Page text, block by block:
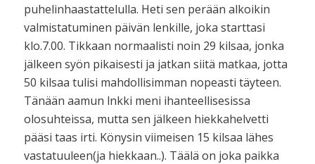
puhelinhaastattelulla. Heti sen perään alkoikin
valmistatuminen päivän lenkille, joka starttasi
klo.7.00. Tikkaan normaalisti noin 29 kilsaa, jonka
jälkeen syön pikaisesti ja jatkan siitä matkaa, jotta
50 kilsaa tulisi mahdollisimman nopeasti täyteen.
Tänään aamun lnkki meni ihanteellisesissa
olosuhteissa, mutta sen jälkeen hiekkahelvetti
pääsi taas irti. Könysin viimeisen 15 kilsaa lähes
vastatuuleen(ja hiekkaan..). Täälä on joka paikka